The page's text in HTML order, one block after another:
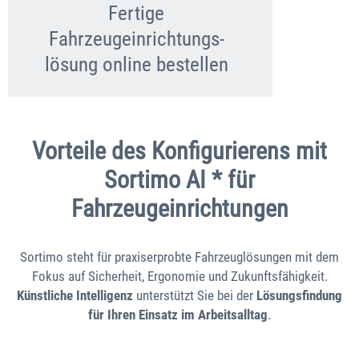
Fertige
Fahrzeugeinrichtungs-
lösung online bestellen
Vorteile des Konfigurierens mit
Sortimo AI * für
Fahrzeugeinrichtungen
Sortimo steht für praxiserprobte Fahrzeuglösungen mit dem
Fokus auf Sicherheit, Ergonomie und Zukunftsfähigkeit.
Künstliche Intelligenz unterstützt Sie bei der Lösungsfindung
für Ihren Einsatz im Arbeitsalltag.